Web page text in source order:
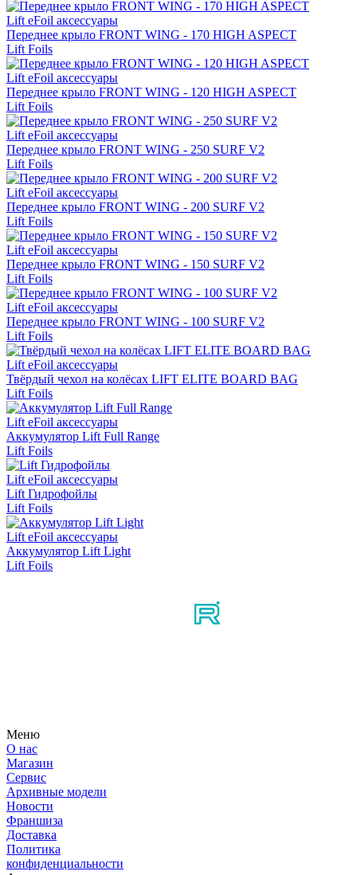
Lift eFoil аксессуары
Переднее крыло FRONT WING - 170 HIGH ASPECT
Lift Foils
Lift eFoil аксессуары
Переднее крыло FRONT WING - 120 HIGH ASPECT
Lift Foils
Lift eFoil аксессуары
Переднее крыло FRONT WING - 250 SURF V2
Lift Foils
Lift eFoil аксессуары
Переднее крыло FRONT WING - 200 SURF V2
Lift Foils
Lift eFoil аксессуары
Переднее крыло FRONT WING - 150 SURF V2
Lift Foils
Lift eFoil аксессуары
Переднее крыло FRONT WING - 100 SURF V2
Lift Foils
Lift eFoil аксессуары
Твёрдый чехол на колёсах LIFT ELITE BOARD BAG
Lift Foils
Lift eFoil аксессуары
Аккумулятор Lift Full Range
Lift Foils
Lift eFoil аксессуары
Lift Гидрофойлы
Lift Foils
Lift eFoil аксессуары
Аккумулятор Lift Light
Lift Foils
Меню
О нас
Магазин
Сервис
Архивные модели
Новости
Франшиза
Доставка
Политика
конфиденциальности